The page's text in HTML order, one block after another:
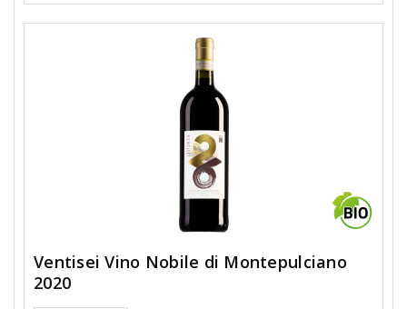
Ventisei Vino Nobile di Montepulciano
2020